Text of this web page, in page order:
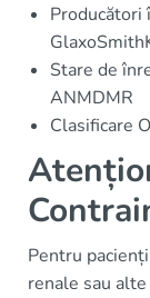
Producători
Stare de
ANMDMR
Clasificare
Pentru
renale sau